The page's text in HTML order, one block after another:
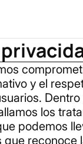
y el
los
podemos
reconoce